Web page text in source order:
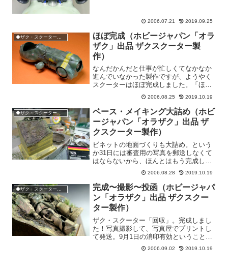
は、タミヤの「1/24カストロール・セリ
2006.07.21 2019.09.25
◆ザク・スクーター製作
ほぼ完成（ホビージャパン「オラ
ザク」出品 ザクスクーター製
作）
なんだかんだと仕事が忙しくてなかなか
進んでいなかった製作ですが、ようやく
スクーターはほぼ完成しました。「ほ
ぼ」っていうのは塗装中に折れまくった
アンテナがまだそのままで、これはザク
本体やビネットと組み合わせるまでに修
理しても、また作業中に必ず...
2006.08.25 2019.10.19
◆ザク・スクーター製作
ベース・メイキング大詰め（ホビ
ージャパン「オラザク」出品 ザ
クスクーター製作）
ビネットの地面づくりも大詰め。という
か31日には審査用の写真を郵送しなくて
はならないから、ほんとはもう完成して
いなくてはならないような、待ったなし
状態なのです。地面の土は、本物の砂の
上にパステルの削り粉を撒いたもの。緑
の部分はスタティックグ...
2006.08.28 2019.10.19
◆ザク・スクーター製作
完成〜撮影〜投函（ホビージャパ
ン「オラザク」出品 ザクスクー
ター製作）
ザク・スクーター「回収」。完成しまし
た！写真撮影して、写真屋でプリントし
て発送。9月1日の消印有効ということ
で、ギリギリの投函完了。あ〜〜やっと
終わったぁ。デジカメで撮影した写真の
2006.09.02 2019.10.19